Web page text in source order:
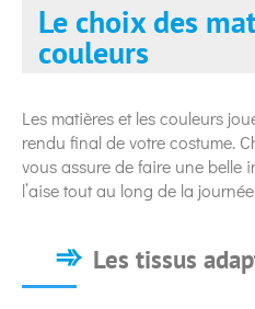
Le choix des
couleurs
Les matières et les couleurs
rendu final de votre costume.
vous assure de faire une belle
l’aise tout au long de la
Les tissus